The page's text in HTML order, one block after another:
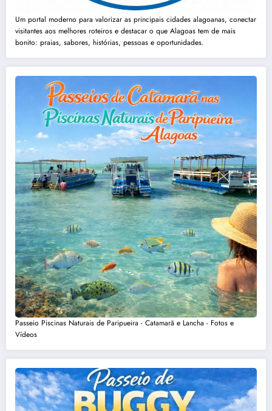
Um portal moderno para valorizar as principais cidades alagoanas, conectar
visitantes aos melhores roteiros e destacar o que Alagoas tem de mais
bonito: praias, sabores, histórias, pessoas e oportunidades.
Passeio Piscinas Naturais de Paripueira - Catamarã e Lancha - Fotos e
Vídeos